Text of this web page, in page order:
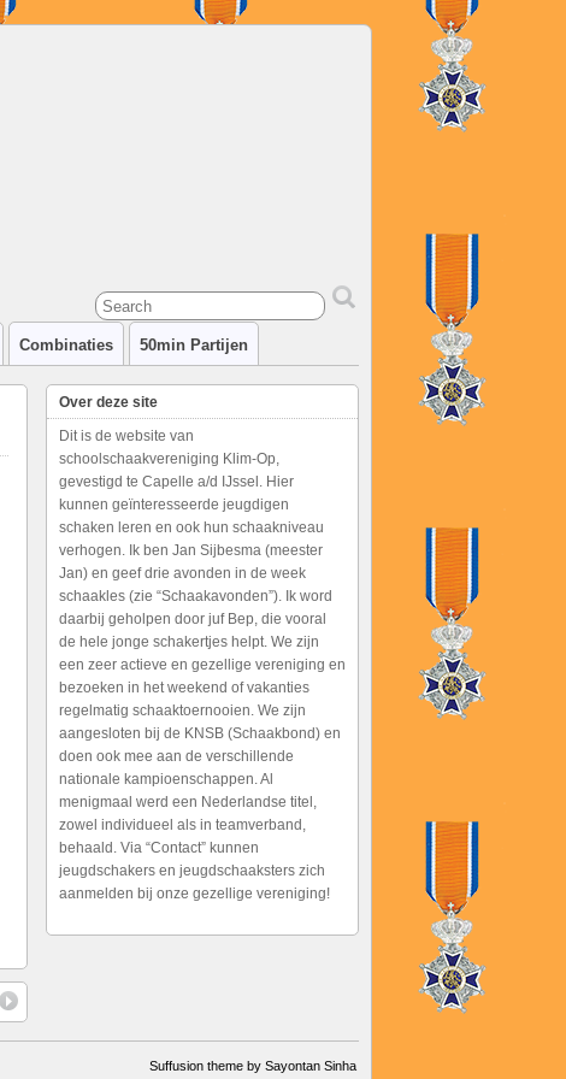
Combinaties 50min Partijen
Over deze site
Dit is de website van
schoolschaakvereniging Klim-Op,
gevestigd te Capelle a/d IJssel. Hier
kunnen geïnteresseerde jeugdigen
schaken leren en ook hun schaakniveau
verhogen. Ik ben Jan Sijbesma (meester
Jan) en geef drie avonden in de week
schaakles (zie “Schaakavonden”). Ik word
daarbij geholpen door juf Bep, die vooral
de hele jonge schakertjes helpt. We zijn
een zeer actieve en gezellige vereniging en
bezoeken in het weekend of vakanties
regelmatig schaaktoernooien. We zijn
aangesloten bij de KNSB (Schaakbond) en
doen ook mee aan de verschillende
nationale kampioenschappen. Al
menigmaal werd een Nederlandse titel,
zowel individueel als in teamverband,
behaald. Via “Contact” kunnen
jeugdschakers en jeugdschaaksters zich
aanmelden bij onze gezellige vereniging!
Suffusion theme by Sayontan Sinha